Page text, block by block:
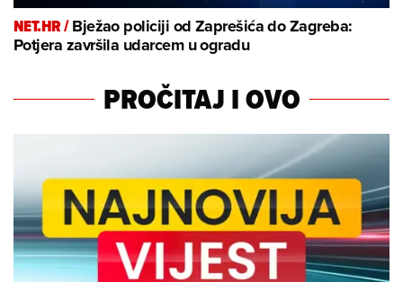
NET.HR /Bježao policiji od Zaprešića do Zagreba:
Potjera završila udarcem u ogradu
PROČITAJ I OVO